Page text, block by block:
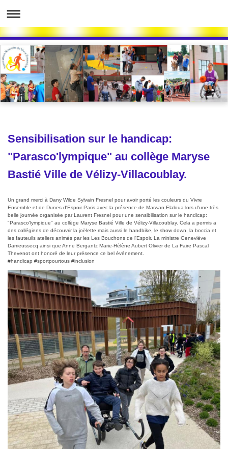
Sensibilisation sur le handicap:
"Parasco'lympique" au collège Maryse
Bastié Ville de Vélizy-Villacoublay.
Un grand merci à Dany Wilde Sylvain Fresnel pour avoir porté les couleurs du Vivre
Ensemble et de Dunes d'Espoir Paris avec la présence de Marwan Elaloua lors d'une très
belle journée organisée par Laurent Fresnel pour une sensibilisation sur le handicap:
"Parasco'lympique" au collège Maryse Bastié Ville de Vélizy-Villacoublay. Cela a permis a
des collégiens de découvrir la joëlette mais aussi le handbike, le show down, la boccia et
les fauteuils ateliers animés par les Les Bouchons de l'Espoir. La ministre Geneviève
Darrieussecq ainsi que Anne Bergantz Marie-Hélène Aubert Olivier de La Faire Pascal
Thevenot ont honoré de leur présence ce bel événement.
#handicap #sportpourtous #inclusion